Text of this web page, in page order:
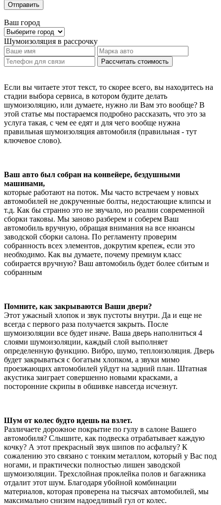
Отправить
Ваш город
Шумоизоляция в рассрочку
Рассчитать стоимость
Если вы читаете этот текст, то скорее всего, вы находитесь на
стадии выбора сервиса, в котором будите делать
шумоизоляцию, или думаете, нужно ли Вам это вообще? В
этой статье мы постараемся подробно рассказать, что это за
услуга такая, с чем ее едят и для чего вообще нужна
правильная шумоизоляция автомобиля (правильная - тут
ключевое слово).
Ваш авто был собран на конвейере, бездушными
машинами,
которые работают на поток. Мы часто встречаем у новых
автомобилей не докрученные болты, недостающие клипсы и
т.д. Как бы странно это не звучало, но реалии современной
сборки таковы. Мы заново разберем и соберем Ваш
автомобиль вручную, обращая внимания на все нюансы
заводской сборки салона. По регламенту проверим
собранность всех элементов, докрутим крепеж, если это
необходимо. Как вы думаете, почему премиум класс
собирается вручную? Ваш автомобиль будет более сбитым и
собранным
Помните, как закрываются Ваши двери?
Этот ужасный хлопок и звук пустоты внутри. Да и еще не
всегда с первого раза получается закрыть. После
шумоизоляции все будет иначе. Ваша дверь наполниться 4
слоями шумоизоляции, каждый слой выполняет
определенную функцию. Вибро, шумо, теплоизоляция. Дверь
будет закрываться с богатым хлопком, а звуки мимо
проезжающих автомобилей уйдут на задний план. Штатная
акустика заиграет совершенно новыми красками, а
посторонние скрипы в обшивке навсегда исчезнут.
Шум от колес будто идешь на взлет.
Различаете дорожное покрытие по гулу в салоне Вашего
автомобиля? Слышите, как подвеска отрабатывает каждую
кочку? А этот прекрасный звук шипов по асфальту? К
сожалению это связано с тонким металлом, который у Вас под
ногами, и практически полностью лишен заводской
шумоизоляции. Трехслойная проклейка полов и багажника
отдалит этот шум. Благодаря убойной комбинации
материалов, которая проверена на тысячах автомобилей, мы
максимально снизим надоедливый гул от колес.